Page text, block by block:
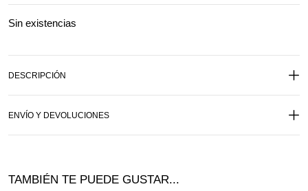
Sin existencias
DESCRIPCIÓN
ENVÍO Y DEVOLUCIONES
TAMBIÉN TE PUEDE GUSTAR...